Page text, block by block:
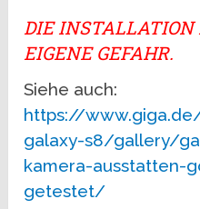
DIE INSTALLATION
EIGENE GEFAHR.
Siehe auch:
https://
galaxy-s8/gallery/
kamera-ausstatten-
getestet/